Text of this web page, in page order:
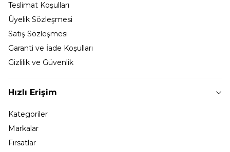
Teslimat Koşulları
Üyelik Sözleşmesi
Satış Sözleşmesi
Garanti ve İade Koşulları
Gizlilik ve Güvenlik
Hızlı Erişim
Kategoriler
Markalar
Fırsatlar